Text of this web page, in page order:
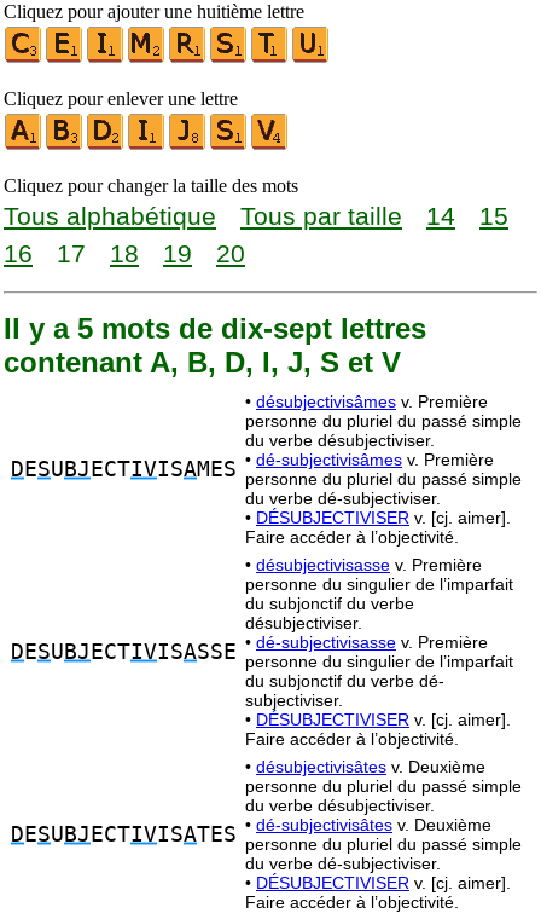
Cliquez pour ajouter une huitième lettre
Cliquez pour enlever une lettre
Cliquez pour changer la taille des mots
Tous alphabétique Tous par taille 14
15
16
17 18 19 20
Il y a 5 mots de dix-sept lettres
contenant A, B, D, I, J, S et V
D ESU BJ ECTIVISAMES
• désubjectivisâmes v. Première
personne du pluriel du passé simple
du verbe désubjectiviser.
• dé-subjectivisâmes v. Première
personne du pluriel du passé simple
du verbe dé-subjectiviser.
• DÉSUBJECTIVISER v. [cj. aimer].
Faire accéder à l’objectivité.
D ESU BJ ECTIVISASSE
• désubjectivisasse v. Première
personne du singulier de l’imparfait
du subjonctif du verbe
désubjectiviser.
• dé-subjectivisasse v. Première
personne du singulier de l’imparfait
du subjonctif du verbe dé-
subjectiviser.
• DÉSUBJECTIVISER v. [cj. aimer].
Faire accéder à l’objectivité.
D ESU BJ ECTIVISATES
• désubjectivisâtes v. Deuxième
personne du pluriel du passé simple
du verbe désubjectiviser.
• dé-subjectivisâtes v. Deuxième
personne du pluriel du passé simple
du verbe dé-subjectiviser.
• DÉSUBJECTIVISER v. [cj. aimer].
Faire accéder à l’objectivité.